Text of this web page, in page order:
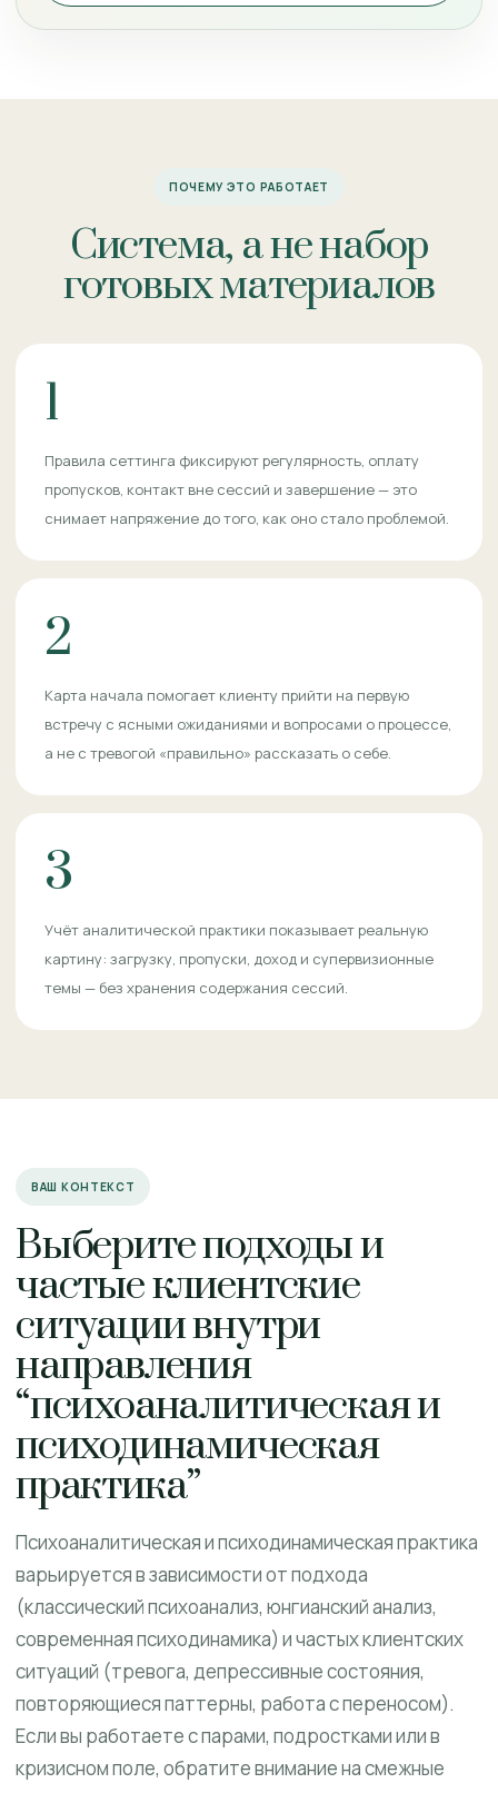
ПОЧЕМУ ЭТО РАБОТАЕТ
Система, а не набор
готовых материалов
1
Правила сеттинга фиксируют регулярность, оплату
пропусков, контакт вне сессий и завершение — это
снимает напряжение до того, как оно стало проблемой.
2
Карта начала помогает клиенту прийти на первую
встречу с ясными ожиданиями и вопросами о процессе,
а не с тревогой «правильно» рассказать о себе.
3
Учёт аналитической практики показывает реальную
картину: загрузку, пропуски, доход и супервизионные
темы — без хранения содержания сессий.
ВАШ КОНТЕКСТ
Выберите подходы и
частые клиентские
ситуации внутри
направления
“психоаналитическая и
психодинамическая
практика”
Психоаналитическая и психодинамическая практика
варьируется в зависимости от подхода
(классический психоанализ, юнгианский анализ,
современная психодинамика) и частых клиентских
ситуаций (тревога, депрессивные состояния,
повторяющиеся паттерны, работа с переносом).
Если вы работаете с парами, подростками или в
кризисном поле, обратите внимание на смежные